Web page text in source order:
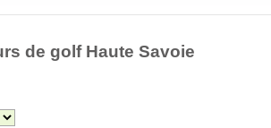
de golf Haute Savoie